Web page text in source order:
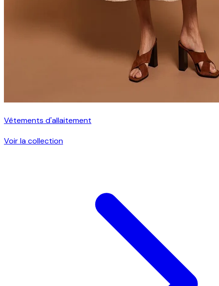
Vêtements d'allaitement
Voir la collection